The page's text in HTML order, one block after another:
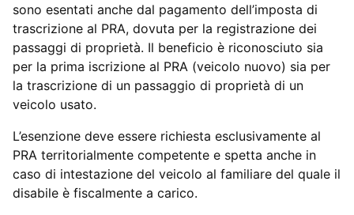
sono esentati anche dal pagamento dell’imposta di
trascrizione al PRA, dovuta per la registrazione dei
passaggi di proprietà. Il beneficio è riconosciuto sia
per la prima iscrizione al PRA (veicolo nuovo) sia per
la trascrizione di un passaggio di proprietà di un
veicolo usato.
L’esenzione deve essere richiesta esclusivamente al
PRA territorialmente competente e spetta anche in
caso di intestazione del veicolo al familiare del quale il
disabile è fiscalmente a carico.